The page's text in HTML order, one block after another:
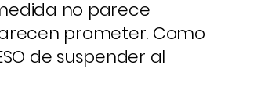
no parece
prometer. Como
de suspender al